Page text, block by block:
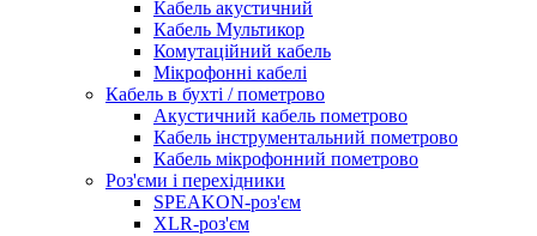
Кабель акустичний
Кабель Мультикор
Комутаційний кабель
Мікрофонні кабелі
Кабель в бухті / пометрово
Акустичний кабель пометрово
Кабель інструментальний пометрово
Кабель мікрофонний пометрово
Роз'єми і перехідники
SPEAKON-роз'єм
XLR-роз'єм